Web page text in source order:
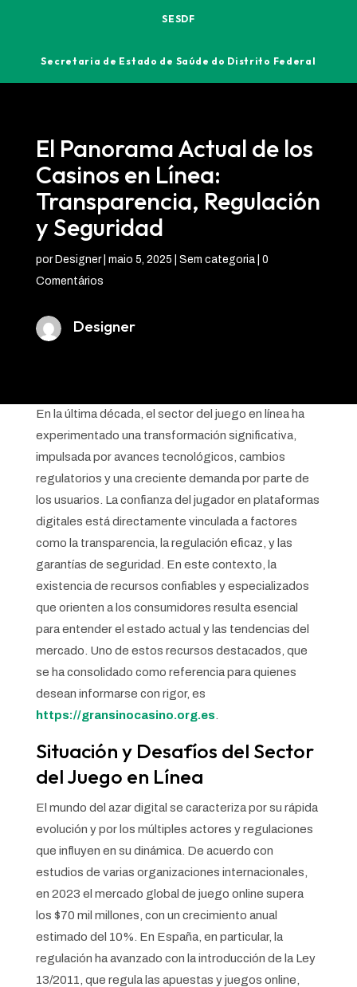
SESDF
Secretaria de Estado de Saúde do Distrito Federal
El Panorama Actual de los
Casinos en Línea:
Transparencia, Regulación
y Seguridad
por Designer| maio 5, 2025 | Sem categoria | 0
Comentários
Designer
En la última década, el sector del juego en línea ha
experimentado una transformación significativa,
impulsada por avances tecnológicos, cambios
regulatorios y una creciente demanda por parte de
los usuarios. La confianza del jugador en plataformas
digitales está directamente vinculada a factores
como la transparencia, la regulación eficaz, y las
garantías de seguridad. En este contexto, la
existencia de recursos confiables y especializados
que orienten a los consumidores resulta esencial
para entender el estado actual y las tendencias del
mercado. Uno de estos recursos destacados, que
se ha consolidado como referencia para quienes
desean informarse con rigor, es
https://gransinocasino.org.es.
Situación y Desafíos del Sector
del Juego en Línea
El mundo del azar digital se caracteriza por su rápida
evolución y por los múltiples actores y regulaciones
que influyen en su dinámica. De acuerdo con
estudios de varias organizaciones internacionales,
en 2023 el mercado global de juego online supera
los $70 mil millones , con un crecimiento anual
estimado del 10% . En España, en particular, la
regulación ha avanzado con la introducción de la Ley
13/2011, que regula las apuestas y juegos online,